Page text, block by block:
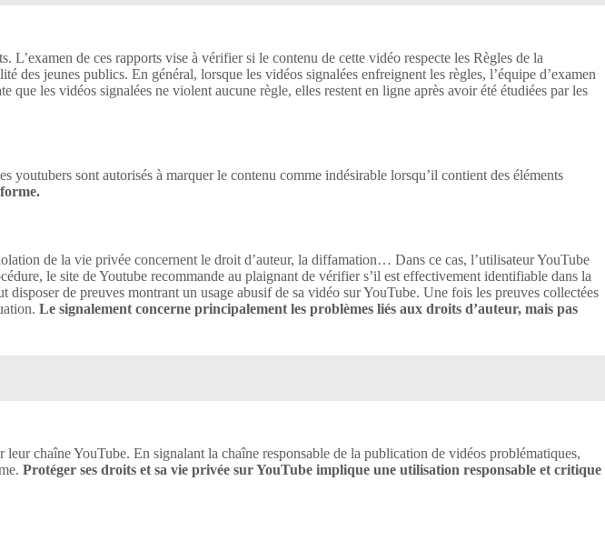
de ces rapports vise à vérifier si le contenu de cette vidéo respecte les Règles de la
des jeunes publics. En général, lorsque les vidéos signalées enfreignent les règles, l’équipe d’examen
les vidéos signalées ne violent aucune règle, elles restent en ligne après avoir été étudiées par les
sont autorisés à marquer le contenu comme indésirable lorsqu’il contient des éléments
de la vie privée concernent le droit d’auteur, la diffamation… Dans ce cas, l’utilisateur YouTube
le site de Youtube recommande au plaignant de vérifier s’il est effectivement identifiable dans la
de preuves montrant un usage abusif de sa vidéo sur YouTube. Une fois les preuves collectées
Le signalement concerne principalement les problèmes liés aux droits d’auteur, mais pas
chaîne YouTube. En signalant la chaîne responsable de la publication de vidéos problématiques,
Protéger ses droits et sa vie privée sur YouTube implique une utilisation responsable et critique